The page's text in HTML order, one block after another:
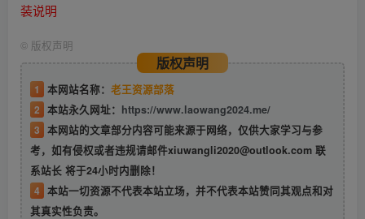
装说明
© 版权声明
版权声明
1 本网站名称： 老王资源部落
2 本站永久网址： https://www.laowang2024.me/
3 本网站的文章部分内容可能来源于网络，仅供大家学习与参
考，如有侵权或者违规请邮件xiuwangli2020@outlook.com 联
系站长 将于24小时内删除！
4 本站一切资源不代表本站立场，并不代表本站赞同其观点和对
其真实性负责。